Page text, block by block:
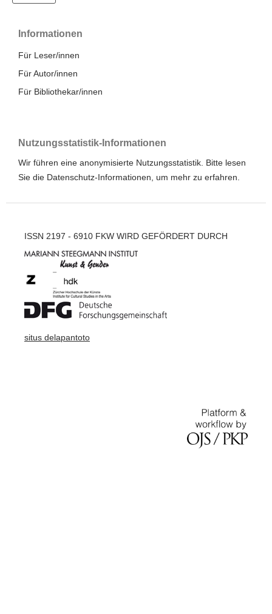
Informationen
Für Leser/innen
Für Autor/innen
Für Bibliothekar/innen
Nutzungsstatistik-Informationen
Wir führen eine anonymisierte Nutzungsstatistik. Bitte lesen
Sie die Datenschutz-Informationen , um mehr zu erfahren.
ISSN 2197 - 6910 FKW WIRD GEFÖRDERT DURCH
situs delapantoto